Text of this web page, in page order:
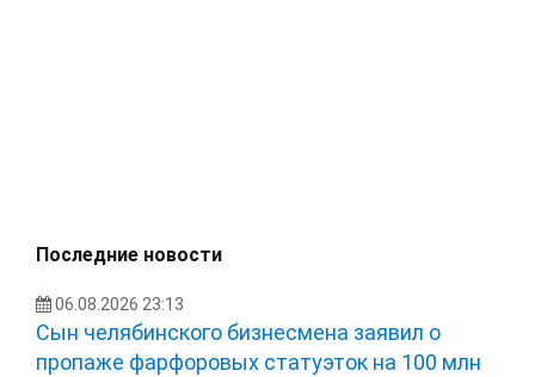
Последние новости
06.08.2026 23:13
Сын челябинского бизнесмена заявил о
пропаже фарфоровых статуэток на 100 млн